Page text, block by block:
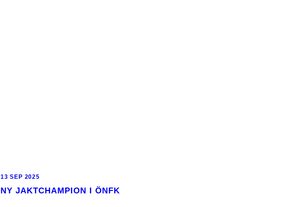
13 SEP 2025
NY JAKTCHAMPION I ÖNFK